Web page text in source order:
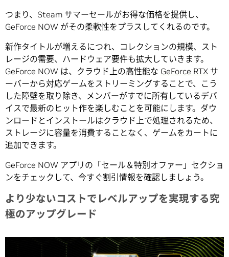
つまり、Steam サマーセールがお得な価格を提供し、
GeForce NOW がその柔軟性をプラスしてくれるのです。
新作タイトルが増えるにつれ、コレクションの規模、スト
レージの需要、ハードウェア要件も拡大していきます。
GeForce NOW は、クラウド上の高性能な GeForce RTX サ
ーバーから対応ゲームをストリーミングすることで、こう
した障壁を取り除き、メンバーがすでに所有しているデバ
イスで最新のヒット作を楽しむことを可能にします。ダウ
ンロードとインストールはクラウド上で処理されるため、
ストレージに容量を消費することなく、ゲームをカートに
追加できます。
GeForce NOW アプリの「セール＆特別オファー」セクショ
ンをチェックして、今すぐ割引情報を確認しましょう。
より少ないコストでレベルアップを実現する究
極のアップグレード